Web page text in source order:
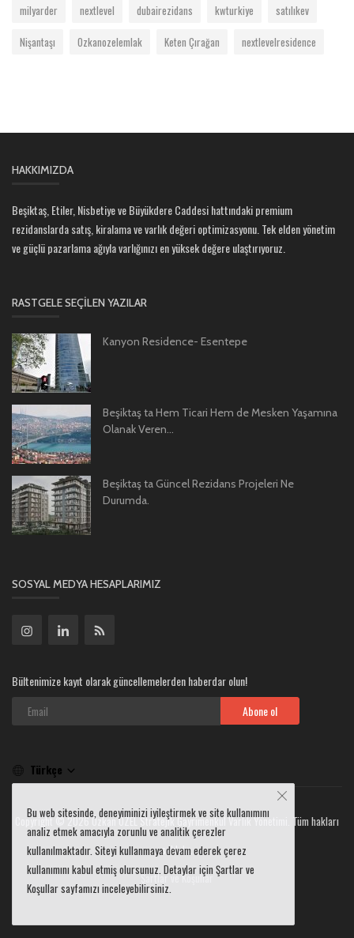
milyarder
nextlevel dubairezidans kwturkiye
satılıkev
Nişantaşı
Ozkanozelemlak Keten Çırağan nextlevelresidence
HAKKIMIZDA
Beşiktaş, Etiler, Nisbetiye ve Büyükdere Caddesi hattındaki premium
rezidanslarda satış, kiralama ve varlık değeri optimizasyonu. Tek elden yönetim
ve güçlü pazarlama ağıyla varlığınızı en yüksek değere ulaştırıyoruz.
RASTGELE SEÇILEN YAZILAR
Kanyon Residence- Esentepe
Beşiktaş ta Hem Ticari Hem de Mesken Yaşamına
Olanak Veren...
Beşiktaş ta Güncel Rezidans Projeleri Ne
Durumda.
SOSYAL MEDYA HESAPLARIMIZ
Bültenimize kayıt olarak güncellemelerden haberdar olun!
Abone ol
Türkçe
Copyright © 2026 Özkan ÖZEL Stratejik Gayrimenkul Varlık Yönetimi. Tüm hakları
saklıdır.
Şartlar ve Koşullar
Bu web sitesinde, deneyiminizi iyileştirmek ve site kullanımını
analiz etmek amacıyla zorunlu ve analitik çerezler
kullanılmaktadır. Siteyi kullanmaya devam ederek çerez
kullanımını kabul etmiş olursunuz. Detaylar için Şartlar ve
Koşullar sayfamızı inceleyebilirsiniz.